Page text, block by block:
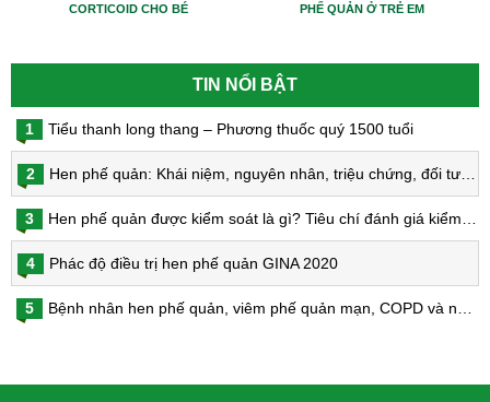
CORTICOID CHO BÉ
PHẾ QUẢN Ở TRẺ EM
TIN NỔI BẬT
1 Tiểu thanh long thang – Phương thuốc quý 1500 tuổi
2 Hen phế quản: Khái niệm, nguyên nhân, triệu chứng, đối tượng nguy cơ, phòng bệnh, chẩn đoán và điều trị hen phế quản
3 Hen phế quản được kiểm soát là gì? Tiêu chí đánh giá kiểm soát hen
4 Phác độ điều trị hen phế quản GINA 2020
5 Bệnh nhân hen phế quản, viêm phế quản mạn, COPD và nguy cơ nhiễm virus Corona